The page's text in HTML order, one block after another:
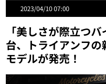
2023/04/10 07:00
「美しさが際立つ
台、トライアンフ
モデルが発売！